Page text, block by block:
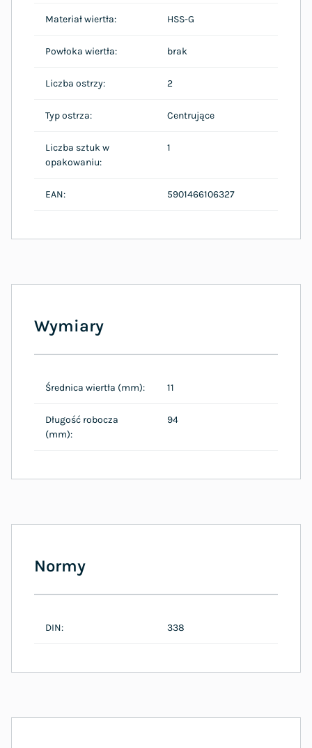
Materiał wiertła: HSS-G
Powłoka wiertła: brak
Liczba ostrzy: 2
Typ ostrza: Centrujące
Liczba sztuk w
opakowaniu:
1
EAN: 5901466106327
Wymiary
Średnica wiertła (mm): 11
Długość robocza
(mm):
94
Normy
DIN: 338